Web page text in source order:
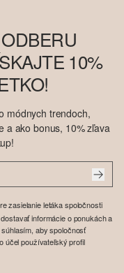
10%
módnych trendoch,
a ako bonus, 10% zľava
zasielanie letáka spoločnosti
informácie o ponukách a
aby spoločnosť
účel používateľský profil